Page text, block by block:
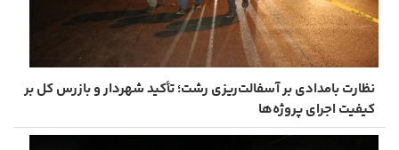
نظارت بامدادی بر آسفالت‌ریزی رشت؛ تأکید شهردار و بازرس کل بر
کیفیت اجرای پروژه‌ها